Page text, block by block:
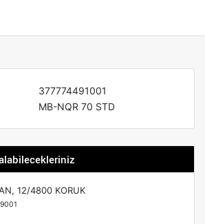
377774491001
MB-NQR 70 STD
12/4800 KORUK